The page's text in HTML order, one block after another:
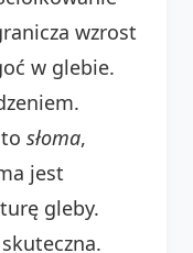
wzrost
w glebie.
słoma,
jest
gleby.